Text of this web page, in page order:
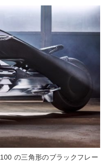
の三角形のブラックフレー